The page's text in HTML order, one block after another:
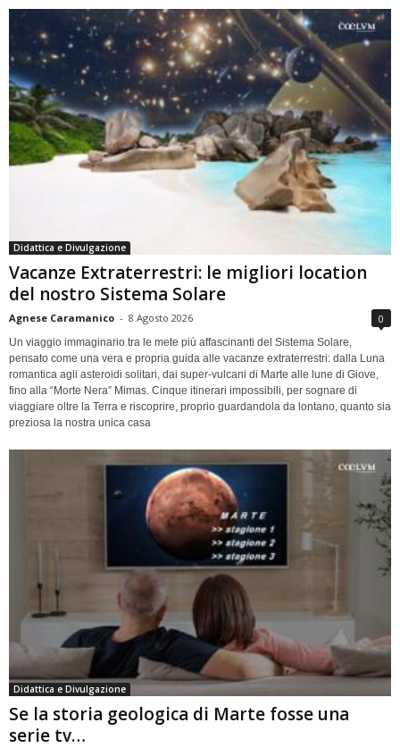
Didattica e Divulgazione
Vacanze Extraterrestri: le migliori location
del nostro Sistema Solare
Agnese Caramanico - 8 Agosto 2026 0
Un viaggio immaginario tra le mete più affascinanti del Sistema Solare,
pensato come una vera e propria guida alle vacanze extraterrestri: dalla Luna
romantica agli asteroidi solitari, dai super-vulcani di Marte alle lune di Giove,
fino alla “Morte Nera” Mimas. Cinque itinerari impossibili, per sognare di
viaggiare oltre la Terra e riscoprire, proprio guardandola da lontano, quanto sia
preziosa la nostra unica casa
Didattica e Divulgazione
Se la storia geologica di Marte fosse una
serie tv…